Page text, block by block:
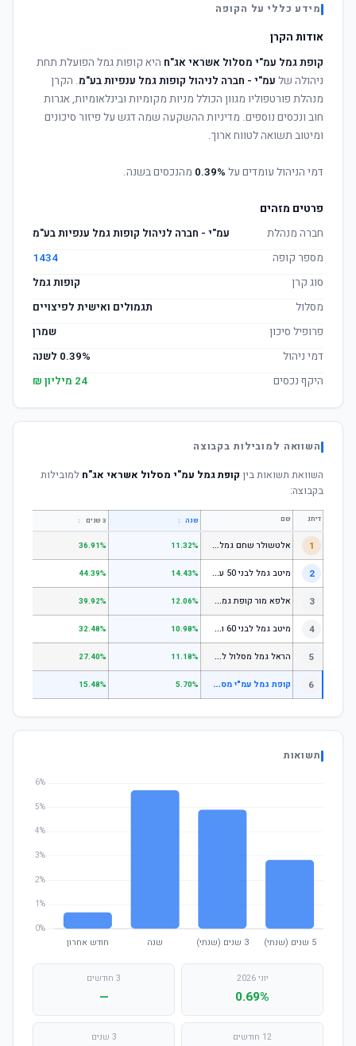
מידע כללי על הקופה
אודות הקרן
קופת גמל עמ"י מסלול אשראי אג"ח היא קופות גמל הפועלת תחת
ניהולה של עמ"י - חברה לניהול קופות גמל ענפיות בע"מ. הקרן
מנהלת פורטפוליו מגוון הכולל מניות מקומיות ובינלאומיות, אגרות
חוב ונכסים נוספים. מדיניות ההשקעה שמה דגש על פיזור סיכונים
ומיטוב תשואה לטווח ארוך.
דמי הניהול עומדים על 0.39% מהנכסים בשנה.
פרטים מזהים
חברה מנהלת
עמ"י - חברה לניהול קופות גמל ענפיות בע"מ
מספר קופה
1434
סוג קרן
קופות גמל
מסלול
תגמולים ואישית לפיצויים
פרופיל סיכון
שמרן
דמי ניהול
0.39% לשנה
היקף נכסים
24 מיליון ₪
השוואה למובילות בקבוצה
השוואת תשואות בין קופת גמל עמ"י מסלול אשראי אג"ח למובילות
בקבוצה:
דירוג שם שנה ↕ 3 שנים ↕
1 א
לטשולר שחם גמל לבני 50 עד 60 11.32%
36.91%
2 מ
יטב גמל לבני 50 עד 60 14.43%
44.39%
3 א
לפא מור קופת גמל לחיסכון, קופת גמל לתגמולים וקופת גמל אישית לפיצויים - לבני 50 עד 60 12.06%
39.92%
4 מ
יטב גמל לבני 60 ומעלה 10.98%
32.48%
5 ה
ראל גמל מסלול לגילאי 60 ומעלה 11.18%
27.40%
6 ק
ופת גמל עמ"י מסלול אשראי אג"ח 5.70%
15.48%
תשואות
יוני 2026
0.69%
3 חודשים
—
12 חודשים 3 שנים